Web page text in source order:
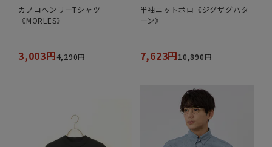
カノコヘンリーTシャツ
《MORLES》
3,003円4,290円
半袖ニットポロ《ジグザグパタ
ーン》
7,623円10,890円